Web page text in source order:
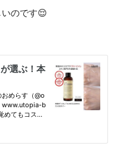
のです😌